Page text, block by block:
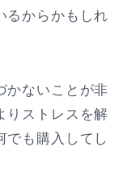
るからかもしれ
かないことが非
りストレスを解
でも購入してし